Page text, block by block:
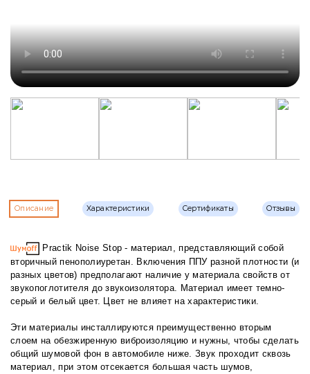
Описание Характеристики Сертификаты Отзывы
Practik Noise Stop - материал, представляющий собой
вторичный пенополиуретан. Включения ППУ разной плотности (и
разных цветов) предполагают наличие у материала свойств от
звукопоглотителя до звукоизолятора. Материал имеет темно-
серый и белый цвет. Цвет не влияет на характеристики.
Эти материалы инсталлируются преимущественно вторым
слоем на обезжиренную виброизоляцию и нужны, чтобы сделать
общий шумовой фон в автомобиле ниже. Звук проходит сквозь
материал, при этом отсекается большая часть шумов,